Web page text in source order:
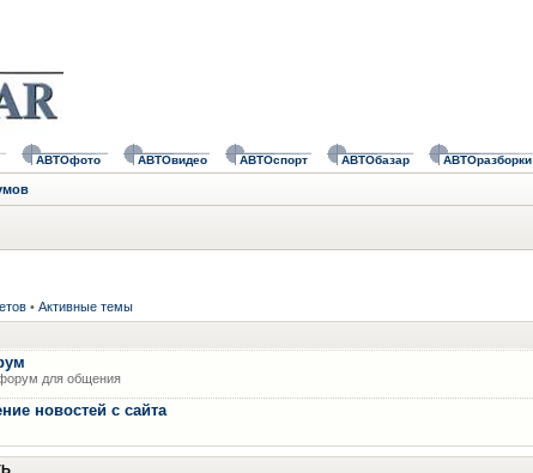
АВТОфото АВТОвидео АВТОспорт АВТОбазар АВТОразборки
• Активные темы
для общения
новостей с сайта